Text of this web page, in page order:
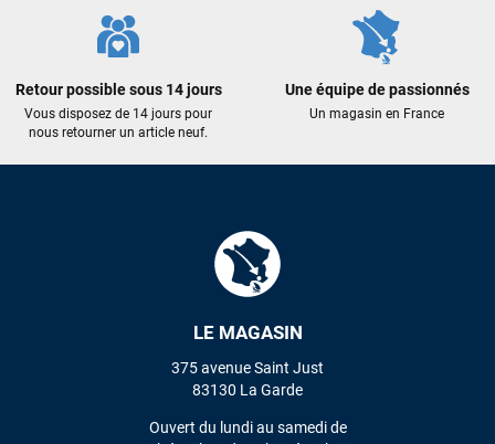
Retour possible sous 14 jours
Vous disposez de 14 jours pour
nous retourner un article neuf.
Une équipe de passionnés
Un magasin en France
LE MAGASIN
375 avenue Saint Just
83130 La Garde
Ouvert du lundi au samedi de
Cela faisait 6 mois que je galérais à remplacer ma board eux
m'ont trouvé une pépite à laquelle je n'aurais jamais pensé !
Excellent conseil excellent prix et en plus super sympas. Merci
encore pour cette severne dyno !
Maronui RICHMOND
il y a 2 mois
VOIR TOUS LES AVIS
LAISSER UN AVIS